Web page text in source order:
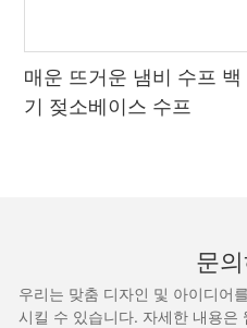
매운 뜨거운 냄비 수프
기 젖소베이스 수프
문
우리는 맞춤 디자인 및 아이디어
시킬 수 있습니다. 자세한 내용은